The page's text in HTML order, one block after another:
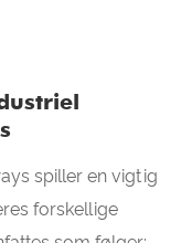
spiller en vigtig
forskellige